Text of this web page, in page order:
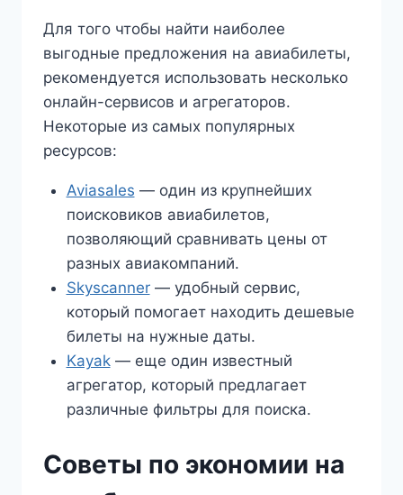
Для того чтобы найти наиболее
выгодные предложения на авиабилеты,
рекомендуется использовать несколько
онлайн-сервисов и агрегаторов.
Некоторые из самых популярных
ресурсов:
Aviasales — один из крупнейших
поисковиков авиабилетов,
позволяющий сравнивать цены от
разных авиакомпаний.
Skyscanner— удобный сервис,
который помогает находить дешевые
билеты на нужные даты.
Kayak— еще один известный
агрегатор, который предлагает
различные фильтры для поиска.
Советы по экономии на